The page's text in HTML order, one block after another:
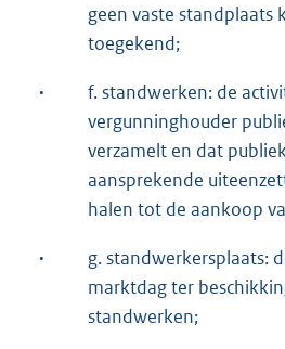
geen vaste standplaats
toegekend;
·
f. standwerken: de
vergunninghouder
verzamelt en dat
aansprekende
halen tot de aankoop
·
g. standwerkersplaats:
marktdag ter
standwerken;